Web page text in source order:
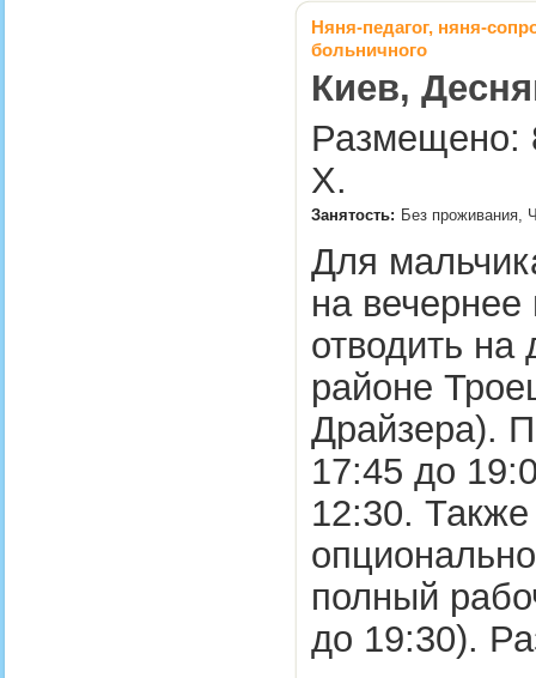
Няня-педагог, няня-
больничного
Киев,
Размещено:
Х.
Занятость: Без проживания,
Для
на
отводить на
районе
Драйзера).
17:45 до
12:30.
полный
до 19:30).